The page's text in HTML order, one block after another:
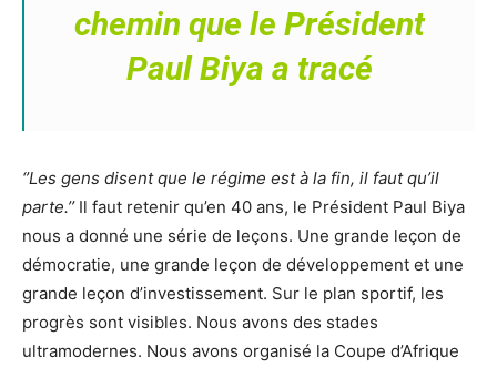
chemin que le Président
Paul Biya a tracé
‘’Les gens disent que le régime est à la fin, il faut qu’il
parte.’’Il faut retenir qu’en 40 ans, le Président Paul Biya
nous a donné une série de leçons. Une grande leçon de
démocratie, une grande leçon de développement et une
grande leçon d’investissement. Sur le plan sportif, les
progrès sont visibles. Nous avons des stades
ultramodernes. Nous avons organisé la Coupe d’Afrique